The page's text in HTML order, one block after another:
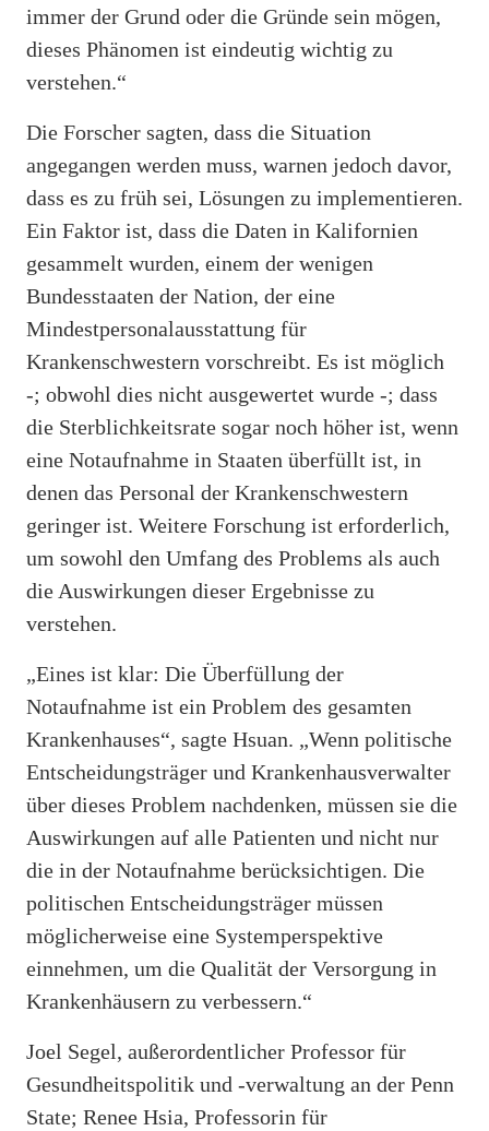
immer der Grund oder die Gründe sein mögen,
dieses Phänomen ist eindeutig wichtig zu
verstehen.“
Die Forscher sagten, dass die Situation
angegangen werden muss, warnen jedoch davor,
dass es zu früh sei, Lösungen zu implementieren.
Ein Faktor ist, dass die Daten in Kalifornien
gesammelt wurden, einem der wenigen
Bundesstaaten der Nation, der eine
Mindestpersonalausstattung für
Krankenschwestern vorschreibt. Es ist möglich
-; obwohl dies nicht ausgewertet wurde -; dass
die Sterblichkeitsrate sogar noch höher ist, wenn
eine Notaufnahme in Staaten überfüllt ist, in
denen das Personal der Krankenschwestern
geringer ist. Weitere Forschung ist erforderlich,
um sowohl den Umfang des Problems als auch
die Auswirkungen dieser Ergebnisse zu
verstehen.
„Eines ist klar: Die Überfüllung der
Notaufnahme ist ein Problem des gesamten
Krankenhauses“, sagte Hsuan. „Wenn politische
Entscheidungsträger und Krankenhausverwalter
über dieses Problem nachdenken, müssen sie die
Auswirkungen auf alle Patienten und nicht nur
die in der Notaufnahme berücksichtigen. Die
politischen Entscheidungsträger müssen
möglicherweise eine Systemperspektive
einnehmen, um die Qualität der Versorgung in
Krankenhäusern zu verbessern.“
Joel Segel, außerordentlicher Professor für
Gesundheitspolitik und -verwaltung an der Penn
State; Renee Hsia, Professorin für